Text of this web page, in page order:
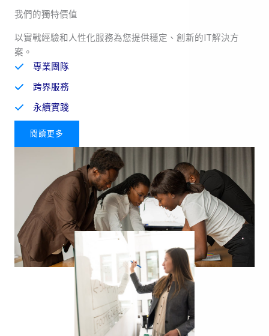
我們的獨特價值
以實戰經驗和人性化服務為您提供穩定、創新的IT解決方
案。
專業團隊
跨界服務
永續實踐
閱讀更多